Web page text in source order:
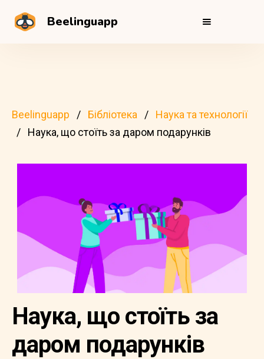
Beelinguapp
Beelinguapp Бібліотека
Наука та технології
Наука, що стоїть за даром подарунків
Наука, що стоїть за
даром подарунків